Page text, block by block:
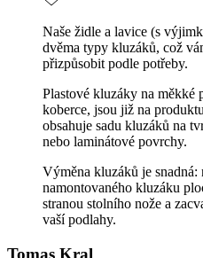
Naše židle a lavice (s
dvěma typy kluzáků, což
přizpůsobit podle potřeby.
Plastové kluzáky na měkké
koberce, jsou již na
obsahuje sadu kluzáků na
nebo laminátové povrchy.
Výměna kluzáků je snadná:
namontovaného kluzáku
stranou stolního nože a
vaší podlahy.
Tomas Kral